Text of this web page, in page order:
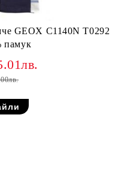
GEOX C1140N T0292
памук